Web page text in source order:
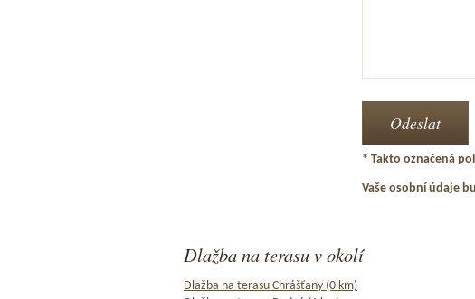
* Takto označená
Vaše osobní údaje
Dlažba na terasu v okolí
Dlažba na terasu Chrášťany (0 km)